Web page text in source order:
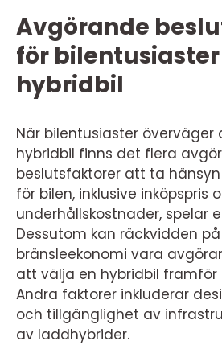
Avgörande
för
hybridbil
När bilentusiaster överväger
hybridbil finns det flera
beslutsfaktorer att ta
för bilen, inklusive inköpspris
underhållskostnader, spelar
Dessutom kan räckvidden
bränsleekonomi vara
att välja en hybridbil framför
Andra faktorer inkluderar
och tillgänglighet av
av laddhybrider.